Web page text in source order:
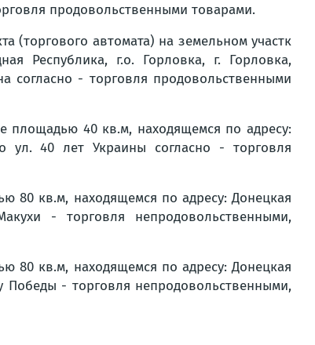
продовольственными товарами.
(торгового автомата) на земельном участк
Республика, г.о. Горловка, г. Горловка,
- торговля продовольственными
площадью 40 кв.м, находящемся по адресу:
40 лет Украины согласно - торговля
80 кв.м, находящемся по адресу: Донецкая
- торговля непродовольственными,
80 кв.м, находящемся по адресу: Донецкая
Победы - торговля непродовольственными,